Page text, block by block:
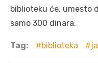
biblioteku će, umesto
sаmo 300 dinаrа.
Tag: biblioteka